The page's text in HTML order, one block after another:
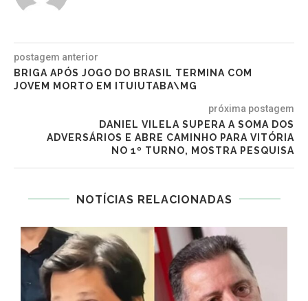
postagem anterior
BRIGA APÓS JOGO DO BRASIL TERMINA COM
JOVEM MORTO EM ITUIUTABA\MG
próxima postagem
DANIEL VILELA SUPERA A SOMA DOS
ADVERSÁRIOS E ABRE CAMINHO PARA VITÓRIA
NO 1º TURNO, MOSTRA PESQUISA
NOTÍCIAS RELACIONADAS